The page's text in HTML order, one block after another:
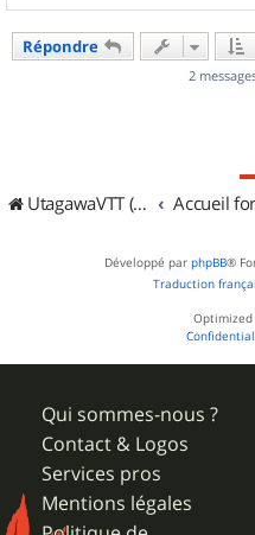
Répondre
2
UtagawaVTT (Randos VTT et VTTAE avec traces GPS) Accueil
Développé par phpBB®
Traduction
Optimized
Qui sommes-nous ?
Contact & Logos
Services pros
Mentions légales